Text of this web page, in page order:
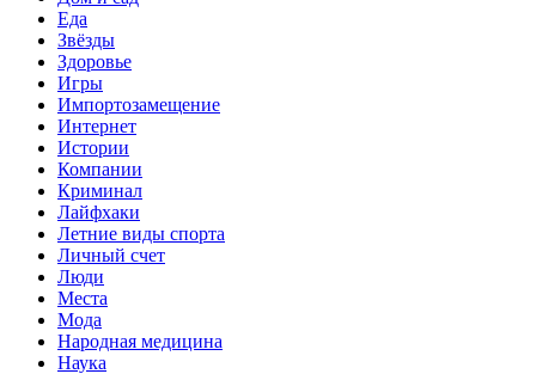
Еда
Звёзды
Здоровье
Игры
Импортозамещение
Интернет
Истории
Компании
Криминал
Лайфхаки
Летние виды спорта
Личный счет
Люди
Места
Мода
Народная медицина
Наука